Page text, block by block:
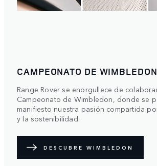
CAMPEONATO DE
Range Rover se enorgullece de
Campeonato de Wimbledon, donde se
manifiesto nuestra pasión compartida
y la sostenibilidad.
DESCUBRE WIMBLEDON